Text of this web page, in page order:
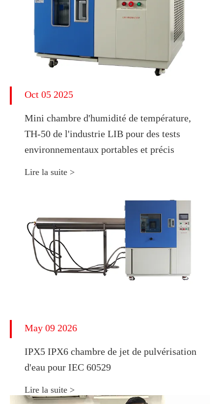
Oct 05 2025
Mini chambre d'humidité de température,
TH-50 de l'industrie LIB pour des tests
environnementaux portables et précis
Lire la suite >
May 09 2026
IPX5 IPX6 chambre de jet de pulvérisation
d'eau pour IEC 60529
Lire la suite >